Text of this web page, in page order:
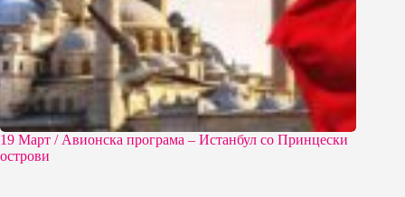
19 Март / Aвионска програма – Истанбул со Принцески
острови